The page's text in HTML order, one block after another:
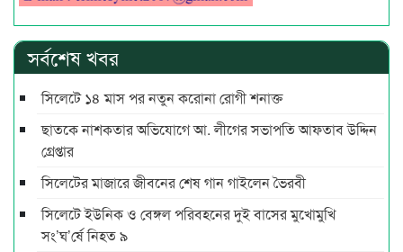
সর্বশেষ খবর
সিলেটে ১৪ মাস পর নতুন করোনা রোগী শনাক্ত
ছাতকে নাশকতার অভিযোগে আ. লীগের সভাপ‌তি আফতাব উদ্দিন
গ্রেপ্তার
সিলেটের মাজারে জীবনের শেষ গান গাইলেন ভৈরবী
সিলেটে ইউনিক ও বেঙ্গল পরিবহনের দুই বাসের মুখোমুখি
সং’ঘ’র্ষে নিহত ৯